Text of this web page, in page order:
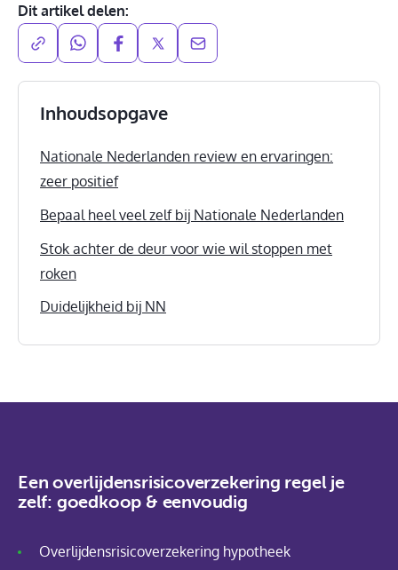
Dit artikel delen:
Inhoudsopgave
Nationale Nederlanden review en ervaringen:
zeer positief
Bepaal heel veel zelf bij Nationale Nederlanden
Stok achter de deur voor wie wil stoppen met
roken
Duidelijkheid bij NN
Een overlijdensrisicoverzekering regel je
zelf: goedkoop & eenvoudig
Overlijdensrisicoverzekering hypotheek